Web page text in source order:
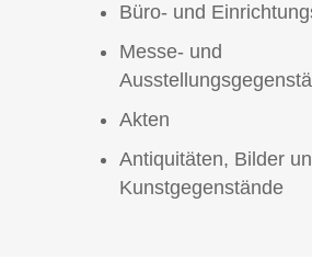
Büro- und
Messe- und
Akten
Antiquitäten, Bilder
Kunstgegenstände